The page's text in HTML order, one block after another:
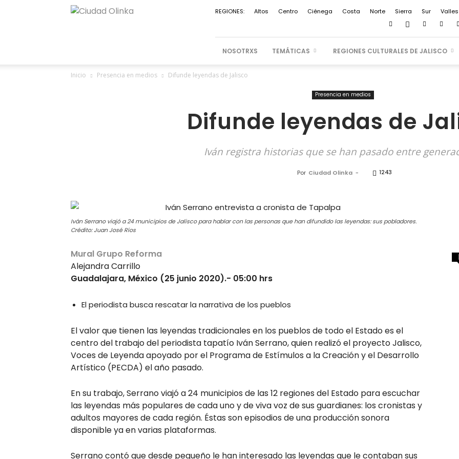
Ciudad
REGIONES: Altos Centro Ciénega Costa Norte Sierra Sur Valles
NOSOTRXS TEMÁTICAS REGIONES CULTURALES DE JALISCO
Inicio Presencia en medios Difunde leyendas de Jalisco
Presencia en medios
Difunde leyendas de
Iván registra historias que se han pasado entre
Por Ciudad Olinka - 1243
Iván Serrano viajó a 24 municipios de Jalisco para hablar con las personas que han difundido las leyendas: sus pobladores.
Crédito: Juan José Ríos
Mural Grupo Reforma
Alejandra Carrillo
Guadalajara, México (25 junio 2020).- 05:00 hrs
El periodista busca rescatar la narrativa de los pueblos
El valor que tienen las leyendas tradicionales en los pueblos de todo el Estado es el
centro del trabajo del periodista tapatío Iván Serrano, quien realizó el proyecto Jalisco,
Voces de Leyenda apoyado por el Programa de Estímulos a la Creación y el Desarrollo
Artístico (PECDA) el año pasado.
En su trabajo, Serrano viajó a 24 municipios de las 12 regiones del Estado para escuchar
las leyendas más populares de cada uno y de viva voz de sus guardianes: los cronistas y
adultos mayores de cada región. Éstas son episodios de una producción sonora
disponible ya en varias plataformas.
Serrano contó que desde pequeño le han interesado las leyendas que le contaban sus